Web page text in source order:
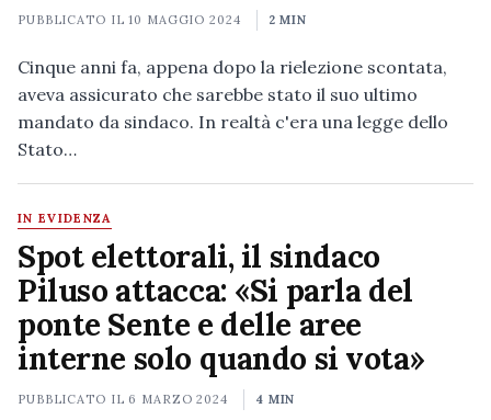
PUBBLICATO IL10 MAGGIO 2024 2 MIN
Cinque anni fa, appena dopo la rielezione scontata,
aveva assicurato che sarebbe stato il suo ultimo
mandato da sindaco. In realtà c'era una legge dello
Stato…
IN EVIDENZA
Spot elettorali, il sindaco
Piluso attacca: «Si parla del
ponte Sente e delle aree
interne solo quando si vota»
PUBBLICATO IL 6 MARZO 2024 4 MIN